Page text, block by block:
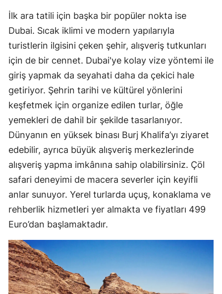
İlk ara tatili için başka bir popüler nokta ise
Dubai. Sıcak iklimi ve modern yapılarıyla
turistlerin ilgisini çeken şehir, alışveriş tutkunları
için de bir cennet. Dubai'ye kolay vize yöntemi ile
giriş yapmak da seyahati daha da çekici hale
getiriyor. Şehrin tarihi ve kültürel yönlerini
keşfetmek için organize edilen turlar, öğle
yemekleri de dahil bir şekilde tasarlanıyor.
Dünyanın en yüksek binası Burj Khalifa’yı ziyaret
edebilir, ayrıca büyük alışveriş merkezlerinde
alışveriş yapma imkânına sahip olabilirsiniz. Çöl
safari deneyimi de macera severler için keyifli
anlar sunuyor. Yerel turlarda uçuş, konaklama ve
rehberlik hizmetleri yer almakta ve fiyatları 499
Euro’dan başlamaktadır.